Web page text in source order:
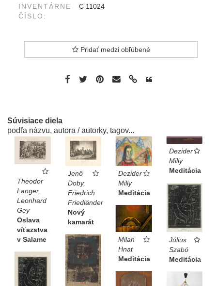
INVENTÁRNE
ČÍSLO:
C 11024
Pridať medzi obľúbené
Súvisiace diela
podľa názvu, autora / autorky, tagov...
Theodor
Langer,
Leonhard
Gey
Oslava
víťazstva
v Salame
Jenö
Doby,
Friedrich
Friedländer
Nový
kamarát
Dezider
Milly
Meditácia
Dezider
Milly
Meditácia
Július
Szabó
Meditácia
Milan
Hnat
Meditácia